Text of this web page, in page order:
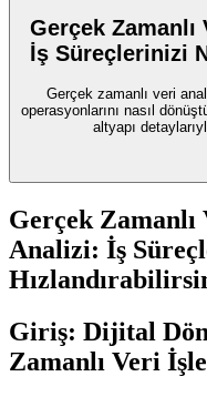
Gerçek
İş Süreçlerinizi
Gerçek zamanlı veri
operasyonlarını nasıl
altyapı
Gerçek
Analizi: İş
Giriş: Dijital
Zamanlı Veri